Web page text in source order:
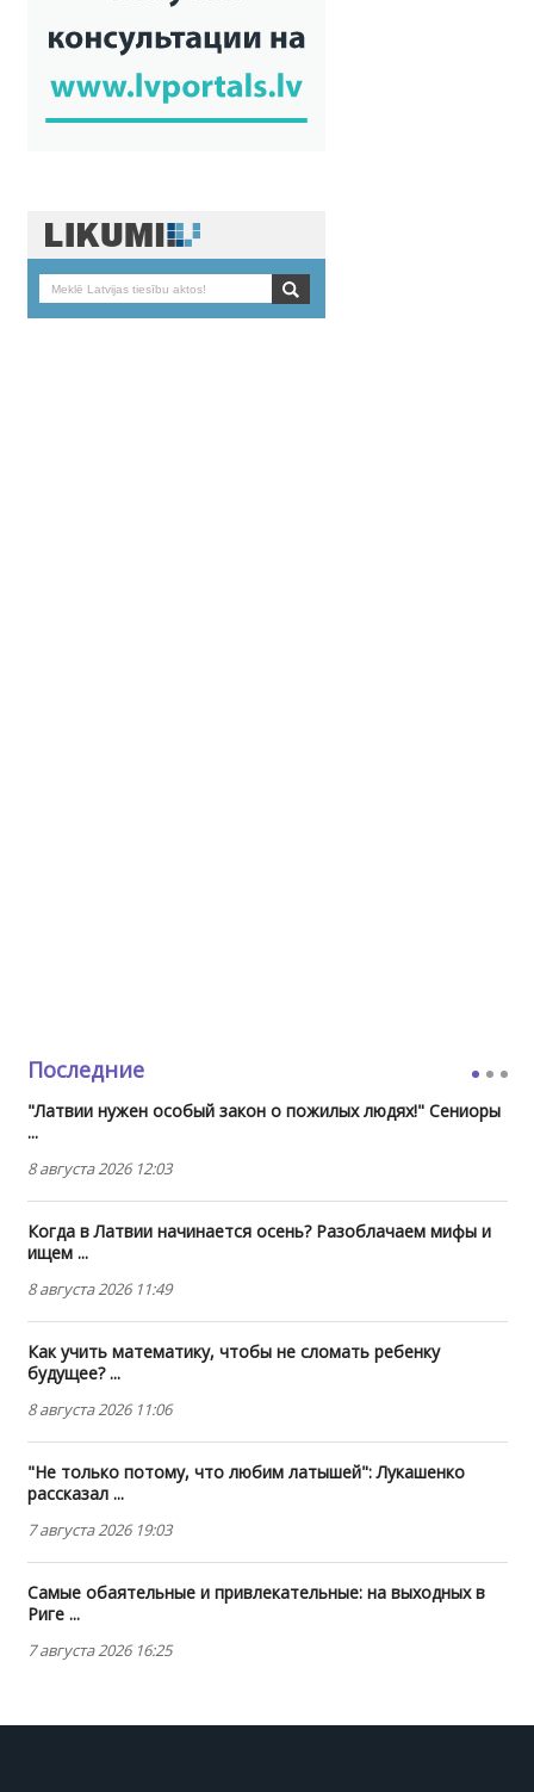
Последние
"Латвии нужен особый закон о пожилых людях!" Сениоры
...
8 августа 2026 12:03
Когда в Латвии начинается осень? Разоблачаем мифы и
ищем ...
8 августа 2026 11:49
Как учить математику, чтобы не сломать ребенку
будущее? ...
8 августа 2026 11:06
"Не только потому, что любим латышей": Лукашенко
рассказал ...
7 августа 2026 19:03
Самые обаятельные и привлекательные: на выходных в
Риге ...
7 августа 2026 16:25